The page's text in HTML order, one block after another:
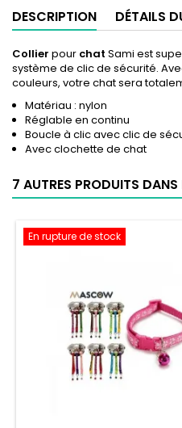
DESCRIPTION DÉTAILS
Collier pour chat Sami est
système de clic de sécurité.
couleurs, votre chat sera
Matériau : nylon
Réglable en continu
Boucle à clic avec clic de
Avec clochette de chat
7 AUTRES PRODUITS
En rupture de stock